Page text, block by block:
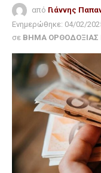
από Γιάννης
Ενημερώθηκε: 04/02/
σε ΒΗΜΑ ΟΡΘΟΔΟΞΙΑΣ